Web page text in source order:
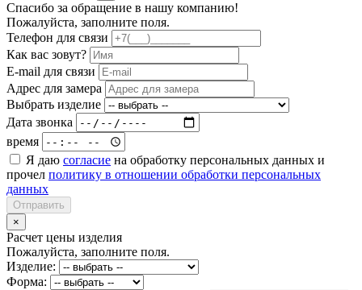
Спасибо за обращение в нашу компанию!
Пожалуйста, заполните поля.
Телефон для связи
Как вас зовут?
E-mail для связи
Адрес для замера
Выбрать изделие
Дата звонка
время
Я даю согласие на обработку персональных данных и
прочел политику в отношении обработки персональных
данных
Отправить
×
Расчет цены изделия
Пожалуйста, заполните поля.
Изделие:
Форма: